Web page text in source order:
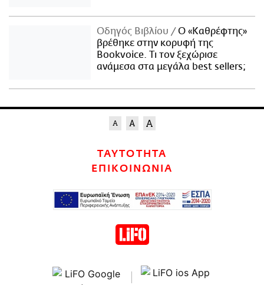
Οδηγός Βιβλίου
Ο «Καθρέφτης»
βρέθηκε στην κορυφή της
Bookvoice. Τι τον ξεχώρισε
ανάμεσα στα μεγάλα best sellers;
ΤΑΥΤΟΤΗΤΑ
ΕΠΙΚΟΙΝΩΝΙΑ